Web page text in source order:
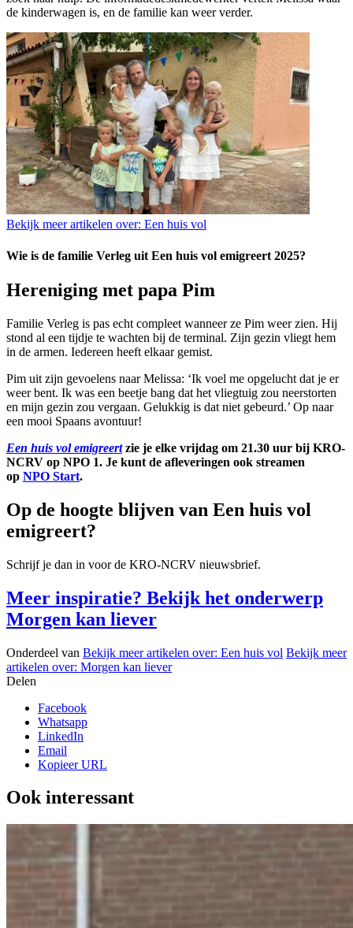
de kinderwagen is, en de familie kan weer verder.
Bekijk meer artikelen over: Een huis vol
Wie is de familie Verleg uit Een huis vol emigreert 2025?
Hereniging met papa Pim
Familie Verleg is pas echt compleet wanneer ze Pim weer zien. Hij
stond al een tijdje te wachten bij de terminal. Zijn gezin vliegt hem
in de armen. Iedereen heeft elkaar gemist.
Pim uit zijn gevoelens naar Melissa: ‘Ik voel me opgelucht dat je er
weer bent. Ik was een beetje bang dat het vliegtuig zou neerstorten
en mijn gezin zou vergaan. Gelukkig is dat niet gebeurd.’ Op naar
een mooi Spaans avontuur!
Een huis vol emigreertzie je elke vrijdag om 21.30 uur bij KRO-
NCRV op NPO 1. Je kunt de afleveringen ook streamen
op NPO Start.
Op de hoogte blijven van Een huis vol
emigreert?
Schrijf je dan in voor de KRO-NCRV nieuwsbrief.
Meer inspiratie? Bekijk het onderwerp
Morgen kan liever
Onderdeel van Bekijk meer artikelen over: Een huis vol Bekijk meer
artikelen over: Morgen kan liever
Delen
Facebook
Whatsapp
LinkedIn
Email
Kopieer URL
Ook interessant